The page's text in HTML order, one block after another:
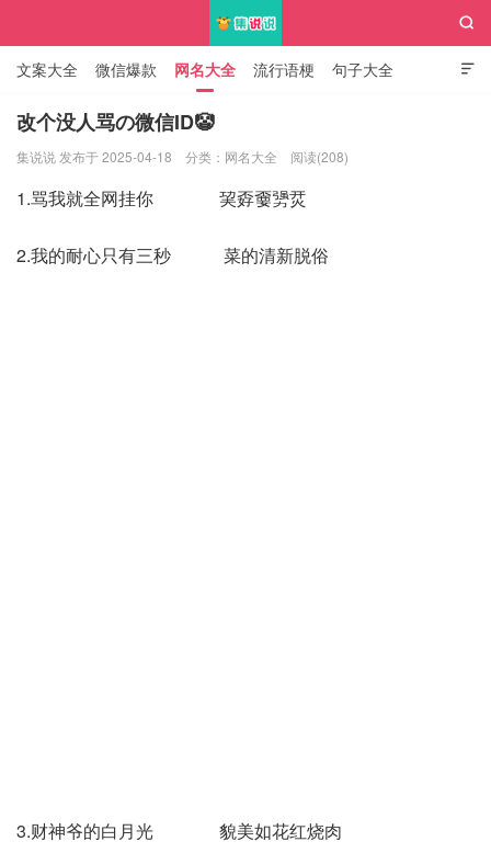

文案大全 微信爆款 网名大全 流行语梗 句子大全
知识大全

改个没人骂の微信ID🤡
集说说 发布于 2025-04-18 分类： 网名大全 阅读(208)
1.骂我就全网挂你 巭孬嫑勥烎
2.我的耐心只有三秒 菜的清新脱俗
3.财神爷的白月光 貌美如花红烧肉